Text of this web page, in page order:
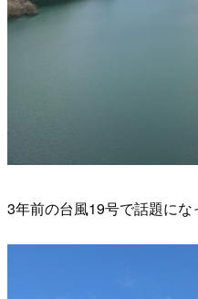
3年前の台風19号で話題にな